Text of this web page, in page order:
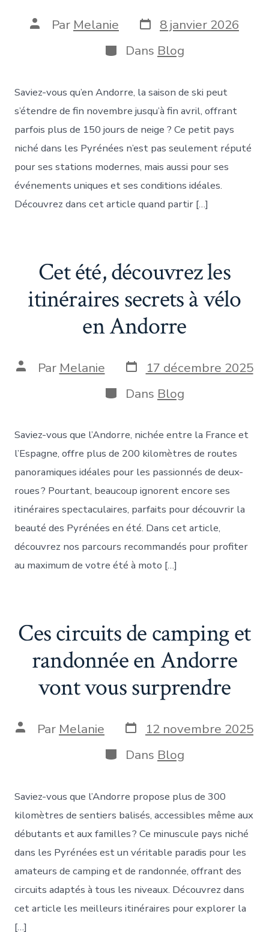
Auteur
Par Melanie Date
de
publication
8 janvier 2026
Catégories
Dans Blog
Saviez-vous qu’en Andorre, la saison de ski peut
s’étendre de fin novembre jusqu’à fin avril, offrant
parfois plus de 150 jours de neige ? Ce petit pays
niché dans les Pyrénées n’est pas seulement réputé
pour ses stations modernes, mais aussi pour ses
événements uniques et ses conditions idéales.
Découvrez dans cet article quand partir […]
Cet été, découvrez les
itinéraires secrets à vélo
en Andorre
Auteur
Par Melanie Date
de
publication
17 décembre 2025
Catégories
Dans Blog
Saviez-vous que l’Andorre, nichée entre la France et
l’Espagne, offre plus de 200 kilomètres de routes
panoramiques idéales pour les passionnés de deux-
roues ? Pourtant, beaucoup ignorent encore ses
itinéraires spectaculaires, parfaits pour découvrir la
beauté des Pyrénées en été. Dans cet article,
découvrez nos parcours recommandés pour profiter
au maximum de votre été à moto […]
Ces circuits de camping et
randonnée en Andorre
vont vous surprendre
Auteur
Par Melanie Date
de
publication
12 novembre 2025
Catégories
Dans Blog
Saviez-vous que l’Andorre propose plus de 300
kilomètres de sentiers balisés, accessibles même aux
débutants et aux familles ? Ce minuscule pays niché
dans les Pyrénées est un véritable paradis pour les
amateurs de camping et de randonnée, offrant des
circuits adaptés à tous les niveaux. Découvrez dans
cet article les meilleurs itinéraires pour explorer la
[…]